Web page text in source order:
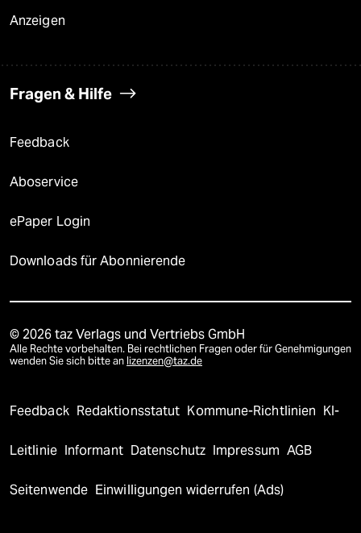
Anzeigen
Fragen & Hilfe
Feedback
Aboservice
ePaper Login
Downloads für Abonnierende
© 2026 taz Verlags und Vertriebs GmbH
Alle Rechte vorbehalten. Bei rechtlichen Fragen oder für Genehmigungen
wenden Sie sich bitte an lizenzen@taz.de
Feedback Redaktionsstatut Kommune-Richtlinien KI-
Leitlinie Informant Datenschutz Impressum AGB
Seitenwende Einwilligungen widerrufen (Ads)